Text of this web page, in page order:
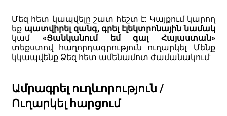
Մեզ հետ կապվելը շատ հեշտ է: Կայքում կարող
եք պատվիրել զանգ, գրել էլեկտրոնային նամակ
կամ «Ցանկանում եմ գալ Հայաստան»
տեքստով հաղորդագրություն ուղարկել: Մենք
կկապվենք Ձեզ հետ ամենամոտ ժամանակում:
Ամրագրել ուղևորություն /
Ուղարկել հարցում